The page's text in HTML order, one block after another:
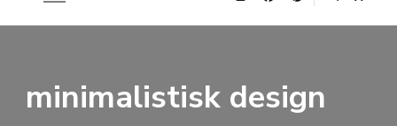
minimalistisk design